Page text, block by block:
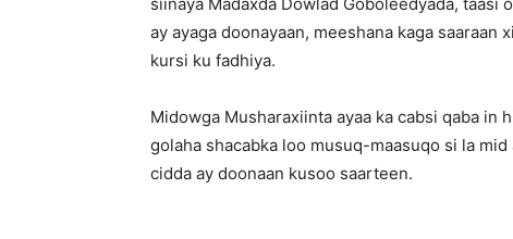
ay ayaga doonayaan, meeshana kaga saaraan
kursi ku fadhiya.
Midowga Musharaxiinta ayaa ka cabsi qaba in
golaha shacabka loo musuq-maasuqo si la
cidda ay doonaan kusoo saarteen.